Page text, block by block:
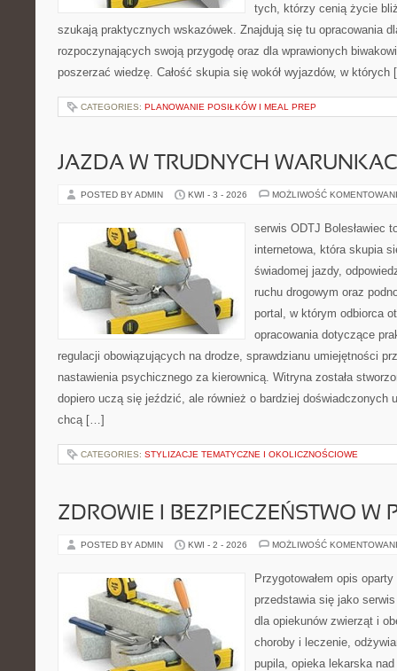
tych, którzy cenią życie
szukają praktycznych wskazówek. Znajdują się tu opracowania
rozpoczynających swoją przygodę oraz dla wprawionych
poszerzać wiedzę. Całość skupia się wokół wyjazdów, w
CATEGORIES: PLANOWANIE POSIŁKÓW I MEAL PREP
JAZDA W TRUDNYCH
POSTED BY ADMIN KWI - 3 - 2026 MOŻLIWOŚĆ
serwis ODTJ Bolesławiec
internetowa, która skupia
świadomej jazdy,
ruchu drogowym oraz
portal, w którym odbiorca
opracowania dotyczące
regulacji obowiązujących na drodze, sprawdzianu umiejętności
nastawienia psychicznego za kierownicą. Witryna została
dopiero uczą się jeździć, ale również o bardziej doświadczonych
chcą […]
CATEGORIES: STYLIZACJE TEMATYCZNE I OKOLICZNOŚCIOWE
ZDROWIE I BEZPIECZEŃSTWO W
POSTED BY ADMIN KWI - 2 - 2026 MOŻLIWOŚĆ
Przygotowałem opis
przedstawia się jako
dla opiekunów zwierząt i
choroby i leczenie,
pupila, opieka lekarska